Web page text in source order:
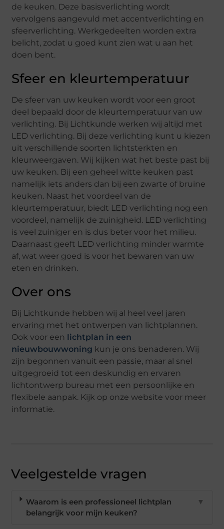
de keuken. Deze basisverlichting wordt
vervolgens aangevuld met accentverlichting en
sfeerverlichting. Werkgedeelten worden extra
belicht, zodat u goed kunt zien wat u aan het
doen bent.
Sfeer en kleurtemperatuur
De sfeer van uw keuken wordt voor een groot
deel bepaald door de kleurtemperatuur van uw
verlichting. Bij Lichtkunde werken wij altijd met
LED verlichting. Bij deze verlichting kunt u kiezen
uit verschillende soorten lichtsterkten en
kleurweergaven. Wij kijken wat het beste past bij
uw keuken. Bij een geheel witte keuken past
namelijk iets anders dan bij een zwarte of bruine
keuken. Naast het voordeel van de
kleurtemperatuur, biedt LED verlichting nog een
voordeel, namelijk de zuinigheid. LED verlichting
is veel zuiniger en is dus beter voor het milieu.
Daarnaast geeft LED verlichting minder warmte
af, wat weer goed is voor het bewaren van uw
eten en drinken.
Over ons
Bij Lichtkunde hebben wij al heel veel jaren
ervaring met het ontwerpen van lichtplannen.
Ook voor een lichtplan in een
nieuwbouwwoning kun je ons benaderen. Wij
zijn begonnen vanuit een passie, maar al snel
uitgegroeid tot een deskundig en ervaren
lichtontwerp bureau met een persoonlijke en
flexibele aanpak. Kijk op onze website voor meer
informatie.
Veelgestelde vragen
Waarom is een professioneel lichtplan
belangrijk voor mijn keuken?
▼